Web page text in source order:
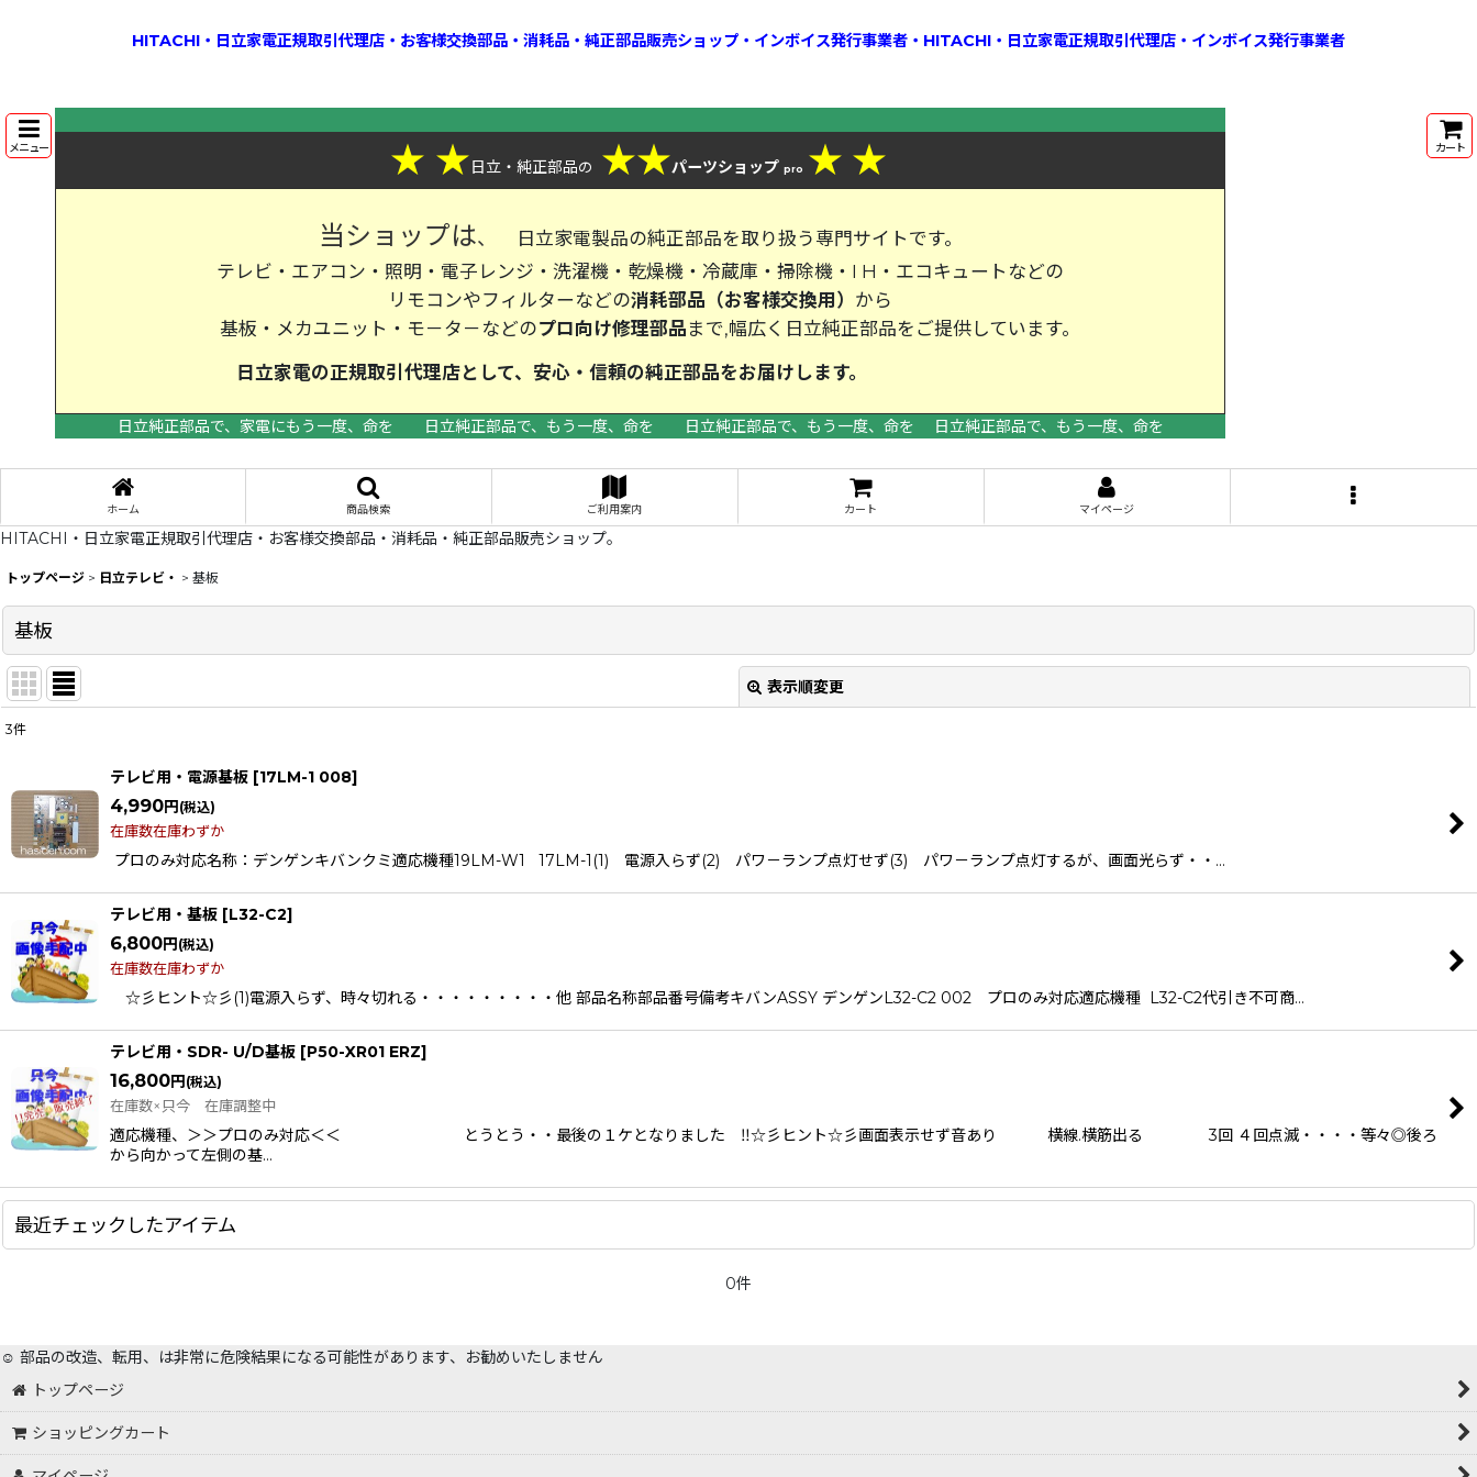
HITACHI・日立家電正規取引代理店・お客様交換部品・消耗品・純正部品販売ショップ・インボイス発行事業者・HITACHI・日立家電正規取引代理店・インボイス発行事業者
メニュー ★ ★日立・純正部品の ★★パーツショップ pro ★ ★
当ショップは、
日立家電製品の純正部品を取り扱う専門サイトです。
テレビ・エアコン・照明・電子レンジ・洗濯機・乾燥機・冷蔵庫・掃除機・I H・エコキュートなどの
リモコンやフィルターなどの消耗部品（お客様交換用） から
基板・メカユニット・モ－タ－などのプロ向け修理部品 まで,幅広く日立純正部品をご提供しています。
日立家電の正規取引代理店として、安心・信頼の純正部品をお届けします。
日立純正部品で、家電にもう一度、命を
日立純正部品で、もう一度、命を 日立純正部品で、もう一度、命を 日立純正部品で、もう一度、命を
カート
ホーム 商品検索 ご利用案内 カート マイページ
HITACHI・日立家電正規取引代理店・お客様交換部品・消耗品・純正部品販売ショップ。
トップページ > 日立テレビ・ > 基板
基板
表示順変更
在庫あり
並び順:
3件
テレビ用・電源基板 [17LM-1 008]
4,990円 (税込)
在庫数在庫わずか
プロのみ対応名称：デンゲンキバンクミ適応機種19LM-W1 17LM-1(1) 電源入らず(2) パワ－ランプ点灯せず(3) パワ－ランプ点灯するが、画面光らず・・…
テレビ用・基板 [L32-C2]
6,800円 (税込)
在庫数在庫わずか
☆彡ヒント☆彡(1)電源入らず、時々切れる・・・・・・・・・他 部品名称部品番号備考キバンASSY デンゲンL32-C2 002 プロのみ対応適応機種 L32-C2代引き不可商…
テレビ用・SDR- U/D基板 [P50-XR01 ERZ]
16,800円 (税込)
在庫数×只今 在庫調整中
適応機種、＞＞プロのみ対応＜＜ とうとう・・最後の１ケとなりました ‼☆彡ヒント☆彡画面表示せず音あり 横線.横筋出る 3回 ４回点滅・・・・等々◎後ろ
から向かって左側の基…
最近チェックしたアイテム
0件
☺️ 部品の改造、転用、は非常に危険結果になる可能性があります、お勧めいたしません
トップページ
ショッピングカート